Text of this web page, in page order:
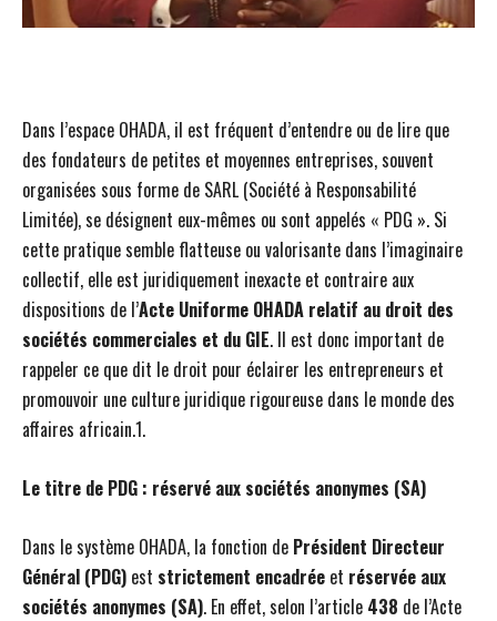
Dans l’espace OHADA, il est fréquent d’entendre ou de lire que
des fondateurs de petites et moyennes entreprises, souvent
organisées sous forme de SARL (Société à Responsabilité
Limitée), se désignent eux-mêmes ou sont appelés « PDG ». Si
cette pratique semble flatteuse ou valorisante dans l’imaginaire
collectif, elle est juridiquement inexacte et contraire aux
dispositions de l’Acte Uniforme OHADA relatif au droit des
sociétés commerciales et du GIE. Il est donc important de
rappeler ce que dit le droit pour éclairer les entrepreneurs et
promouvoir une culture juridique rigoureuse dans le monde des
affaires africain.1.
Le titre de PDG : réservé aux sociétés anonymes (SA)
Dans le système OHADA, la fonction de Président Directeur
Général (PDG) est strictement encadrée et réservée aux
sociétés anonymes (SA). En effet, selon l’article 438 de l’Acte